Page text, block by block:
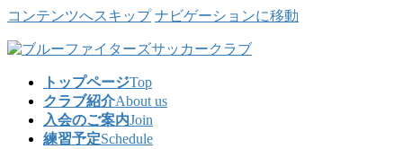
コンテンツへスキップ ナビゲーションに移動
トップページTop
クラブ紹介About us
入会のご案内Join
練習予定Schedule